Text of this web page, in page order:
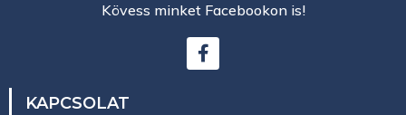
Kövess minket Facebookon is!
KAPCSOLAT